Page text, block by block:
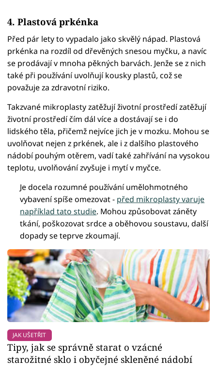
4. Plastová prkénka
Před pár lety to vypadalo jako skvělý nápad. Plastová
prkénka na rozdíl od dřevěných snesou myčku, a navíc
se prodávají v mnoha pěkných barvách. Jenže se z nich
také při používání uvolňují kousky plastů, což se
považuje za zdravotní riziko.
Takzvané mikroplasty zatěžují životní prostředí zatěžují
životní prostředí čím dál více a dostávají se i do
lidského těla, přičemž nejvíce jich je v mozku. Mohou se
uvolňovat nejen z prkének, ale i z dalšího plastového
nádobí pouhým otěrem, vadí také zahřívání na vysokou
teplotu, uvolňování zvyšuje i mytí v myčce.
Je docela rozumné používání umělohmotného
vybavení spíše omezovat - před mikroplasty varuje
například tato studie. Mohou způsobovat záněty
tkání, poškozovat srdce a oběhovou soustavu, další
dopady se teprve zkoumají.
JAK UŠETŘIT
Tipy, jak se správně starat o vzácné
starožitné sklo i obyčejné skleněné nádobí